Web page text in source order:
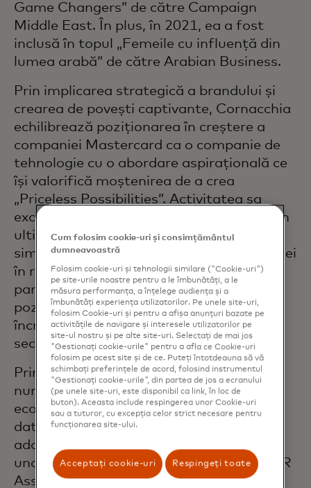
Game Changers” de către Campaign
Middle East. În plus, în 2021, ea a fost
inclusă în topul „Femeile cu influență din
lumea arabă” de către Arabian Business.
Prin implicarea strategică a brandului și
crearea de povești captivante, Cornacchia
echilibrează poziționarea în creștere a
companiei Mastercard ca o companie de
tehnologie cu o abordare aspirațională ce
își valorifică moștenirea de a crea
„Priceless Possibilities”. Activitatea sa
excepțională de construire a brandului din
ultimii ani a inclus lansarea identității
simbolice și sonore inovatoare a companiei
în regiunea EEMEA, iar în timpul
pandemiei a dus la consolidarea
poziționării Mastercard ca o voce de
încredere pentru tranzacții sigure,
securizate și rapide.
Printre realizările lui Cornacchia se
numără dezvoltarea unei noi strategii de
ecommerce și utilizarea inteligentă a
datelor și tehnologiei pentru a susține
adoptarea plăților contactless, în cadrul
unor campanii premiate la Middle East PR
Association (MEPRA), Dubai Lynx și
Cum folosim cookie-uri și consimțământul
dumneavoastră
Folosim cookie-uri și tehnologii similare ("Cookie-uri")
pe site-urile noastre pentru a le îmbunătăți, a le
măsura performanța, a înțelege audiența și a
îmbunătăți experiența utilizatorilor. Pe unele site-uri,
folosim Cookie-uri și pentru a afișa anunțuri bazate pe
activitățile de navigare și interesele utilizatorilor pe
site-ul nostru și pe alte site-uri. Selectați de mai jos
"Gestionați cookie-urile" pentru a afla ce Cookie-uri
folosim pe acest site și de ce. Puteți întotdeauna să vă
schimbați preferințele de acord, folosind instrumentul
"Gestionați cookie-urile", din partea de jos a ecranului
(pe unele site-uri, este disponibil ca link, în loc de
buton). Aceasta include respingerea unor Cookie-uri
sau a tuturor, cu excepția celor strict necesare pentru
funcționarea site-ului.
Acceptați cookie-uri Respingeți toate